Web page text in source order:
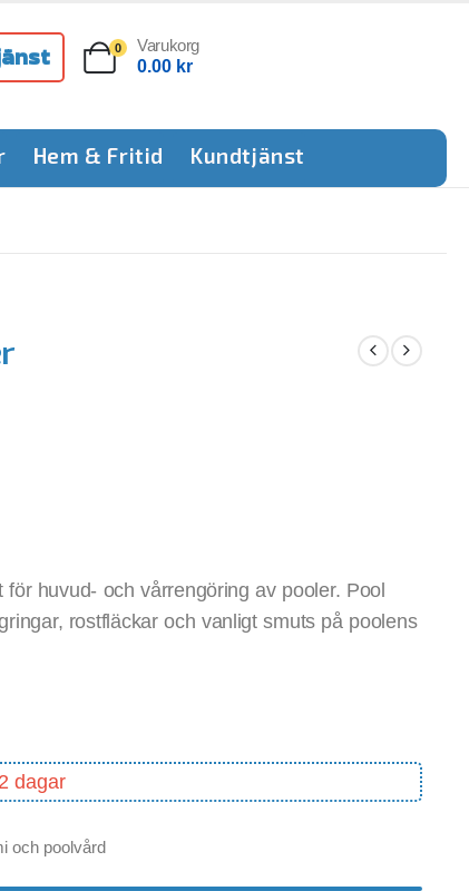
0
Varukorg
0.00 kr
Hem & Fritid Kundtjänst
huvud- och vårrengöring av pooler. Pool
rostfläckar och vanligt smuts på poolens
dagar
och poolvård